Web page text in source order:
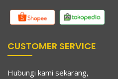
CUSTOMER SERVICE
Hubungi kami sekarang,